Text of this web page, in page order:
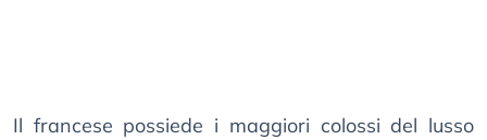
Il francese possiede i maggiori colossi del lusso